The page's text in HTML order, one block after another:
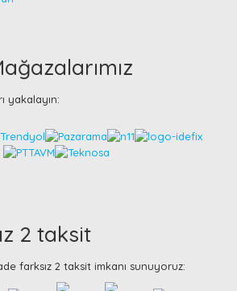
yakalayın:
2 taksit
farksız 2 taksit imkanı sunuyoruz: